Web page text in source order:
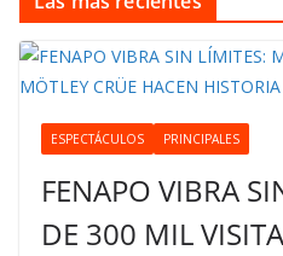
ESPECTÁCULOS PRINCIPALES
FENAPO VIBRA
DE 300 MIL